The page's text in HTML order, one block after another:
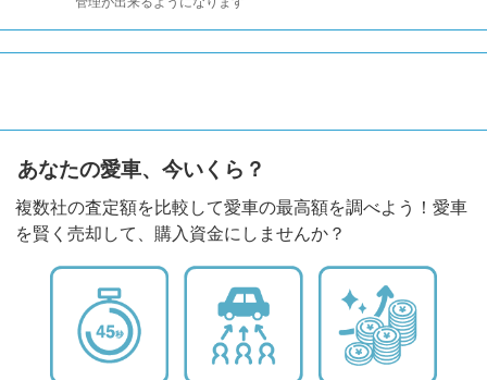
あなたの愛車、今いくら？
複数社の査定額を比較して愛車の最高額を調べよう！愛車
を賢く売却して、購入資金にしませんか？